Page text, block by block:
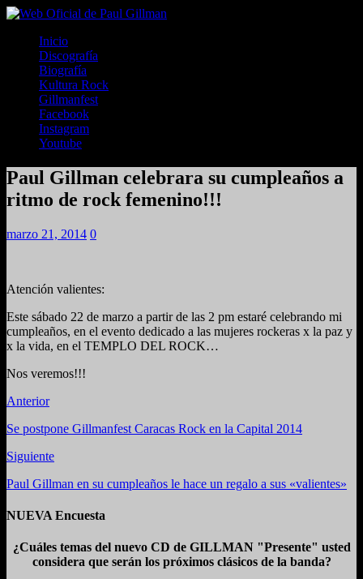
Inicio
Discografía
Biografía
Kultura Rock
Gillmanfest
Facebook
Instagram
Youtube
Paul Gillman celebrara su cumpleaños a
ritmo de rock femenino!!!
marzo 21, 2014 0
Atención valientes:
Este sábado 22 de marzo a partir de las 2 pm estaré celebrando mi
cumpleaños, en el evento dedicado a las mujeres rockeras x la paz y
x la vida, en el TEMPLO DEL ROCK…
Nos veremos!!!
Anterior
Se postpone Gillmanfest Caracas Rock en la Capital 2014
Siguiente
Paul Gillman en su cumpleaños le hace un regalo a sus «valientes»
NUEVA Encuesta
¿Cuáles temas del nuevo CD de GILLMAN "Presente" usted
considera que serán los próximos clásicos de la banda?